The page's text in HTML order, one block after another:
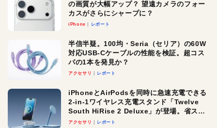
の画質が大幅アップ？ 望遠カメラのフォー
カスがさらにシャープに？
iPhone レポート
半信半疑。100均・Seria（セリア）の60W
対応USB-Cケーブルの性能を検証。超コス
パの1本を発見か？
アクセサリ レポート
iPhoneとAirPodsを同時に急速充電できる
2-in-1ワイヤレス充電スタンド「Twelve
South HiRise 2 Deluxe」が登場。省スペ
ースでおしゃれに充電したい人にオスス
アクセサリ レポート